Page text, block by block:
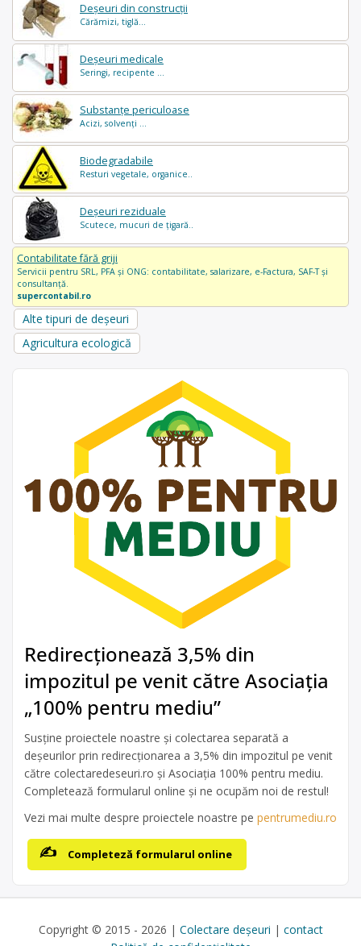
Deșeuri din construcții
Cărămizi, tiglă...
Deșeuri medicale
Seringi, recipente ...
Substanțe periculoase
Acizi, solvenți ...
Biodegradabile
Resturi vegetale, organice..
Deșeuri reziduale
Scutece, mucuri de țigară..
Contabilitate fără griji
Servicii pentru SRL, PFA și ONG: contabilitate, salarizare, e-Factura, SAF-T și
consultanță.
supercontabil.ro
Alte tipuri de deșeuri
Agricultura ecologică
Redirecționează 3,5% din
impozitul pe venit către Asociația
„100% pentru mediu”
Susține proiectele noastre și colectarea separată a
deșeurilor prin redirecționarea a 3,5% din impozitul pe venit
către colectaredeseuri.ro și Asociația 100% pentru mediu.
Completează formularul online și ne ocupăm noi de restul!
Vezi mai multe despre proiectele noastre pe pentrumediu.ro
Completeză formularul online
Copyright © 2015 - 2026 | Colectare deșeuri | contact